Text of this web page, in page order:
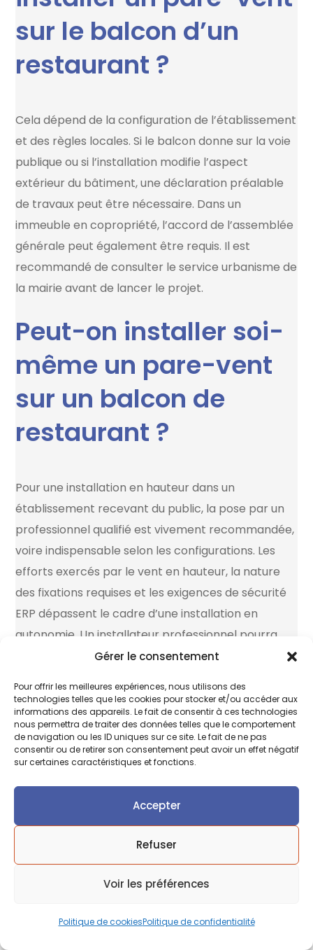
Gérer le consentement
Pour offrir les meilleures expériences, nous utilisons des
technologies telles que les cookies pour stocker et/ou accéder aux
informations des appareils. Le fait de consentir à ces technologies
nous permettra de traiter des données telles que le comportement
de navigation ou les ID uniques sur ce site. Le fait de ne pas
consentir ou de retirer son consentement peut avoir un effet négatif
sur certaines caractéristiques et fonctions.
Accepter
Refuser
Voir les préférences
Politique de cookiesPolitique de confidentialité
sur le balcon d’un
restaurant ?
Cela dépend de la configuration de l’établissement
et des règles locales. Si le balcon donne sur la voie
publique ou si l’installation modifie l’aspect
extérieur du bâtiment, une déclaration préalable
de travaux peut être nécessaire. Dans un
immeuble en copropriété, l’accord de l’assemblée
générale peut également être requis. Il est
recommandé de consulter le service urbanisme de
la mairie avant de lancer le projet.
Peut-on installer soi-
même un pare-vent
sur un balcon de
restaurant ?
Pour une installation en hauteur dans un
établissement recevant du public, la pose par un
professionnel qualifié est vivement recommandée,
voire indispensable selon les configurations. Les
efforts exercés par le vent en hauteur, la nature
des fixations requises et les exigences de sécurité
ERP dépassent le cadre d’une installation en
autonomie. Un installateur professionnel pourra
également fournir les attestations de conformité
Comment entretenir
un pare-vent en verre
sur un balcon de
restaurant ?
Le nettoyage régulier du vitrage avec un produit
l’aspect du panneau. Les fixations doivent être